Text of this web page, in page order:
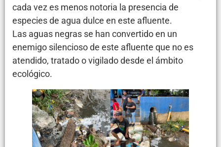
cada vez es menos notoria la presencia de
especies de agua dulce en este afluente.
Las aguas negras se han convertido en un
enemigo silencioso de este afluente que no es
atendido, tratado o vigilado desde el ámbito
ecológico.